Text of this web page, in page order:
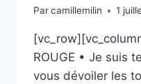
Parcamillemilin 1
ROUGE • Je suis
vous dévoiler les